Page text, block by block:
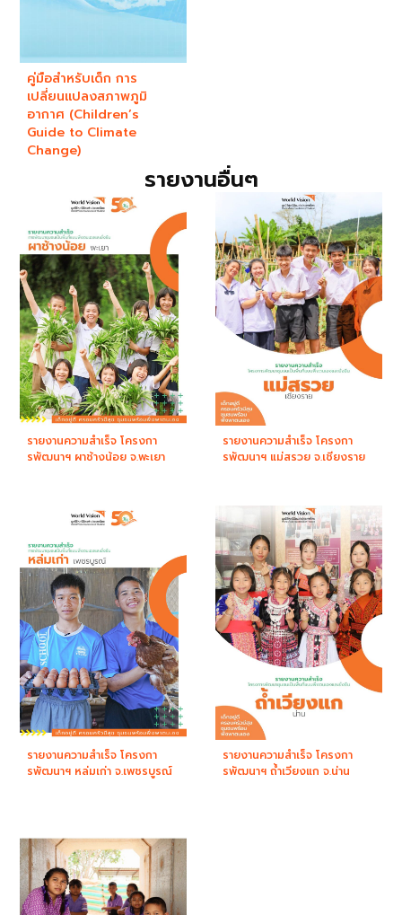
คู่มือสำหรับเด็ก การ
เปลี่ยนแปลงสภาพภูมิ
อากาศ (Children’s
Guide to Climate
Change)
รายงานอื่นๆ
รายงานความสำเร็จ โครงกา
รพัฒนาฯ ผาช้างน้อย จ.พะเยา
รายงานความสำเร็จ โครงกา
รพัฒนาฯ แม่สรวย จ.เชียงราย
รายงานความสำเร็จ โครงกา
รพัฒนาฯ หล่มเก่า จ.เพชรบูรณ์
รายงานความสำเร็จ โครงกา
รพัฒนาฯ ถ้ำเวียงแก จ.น่าน